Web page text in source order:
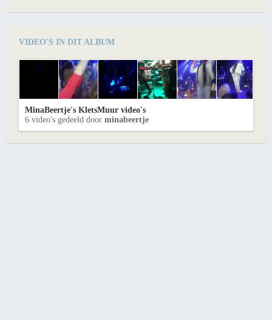
VIDEO'S IN DIT ALBUM
MinaBeertje's KletsMuur video's
6 video's gedeeld door minabeertje